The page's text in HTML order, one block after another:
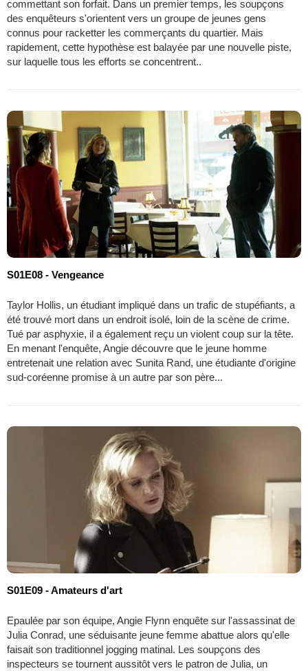
commettant son forfait. Dans un premier temps, les soupçons
des enquêteurs s'orientent vers un groupe de jeunes gens
connus pour racketter les commerçants du quartier. Mais
rapidement, cette hypothèse est balayée par une nouvelle piste,
sur laquelle tous les efforts se concentrent..
S01E08 - Vengeance
Taylor Hollis, un étudiant impliqué dans un trafic de stupéfiants, a
été trouvé mort dans un endroit isolé, loin de la scène de crime.
Tué par asphyxie, il a également reçu un violent coup sur la tête.
En menant l'enquête, Angie découvre que le jeune homme
entretenait une relation avec Sunita Rand, une étudiante d'origine
sud-coréenne promise à un autre par son père...
S01E09 - Amateurs d'art
Epaulée par son équipe, Angie Flynn enquête sur l'assassinat de
Julia Conrad, une séduisante jeune femme abattue alors qu'elle
faisait son traditionnel jogging matinal. Les soupçons des
inspecteurs se tournent aussitôt vers le patron de Julia, un